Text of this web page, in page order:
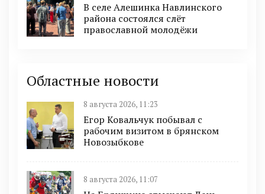
В селе Алешинка Навлинского
района состоялся слёт
православной молодёжи
Областные новости
8 августа 2026, 11:23
Егор Ковальчук побывал с
рабочим визитом в брянском
Новозыбкове
8 августа 2026, 11:07